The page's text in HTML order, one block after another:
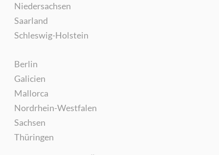
Niedersachsen
Saarland
Schleswig-Holstein
Berlin
Galicien
Mallorca
Nordrhein-Westfalen
Sachsen
Thüringen